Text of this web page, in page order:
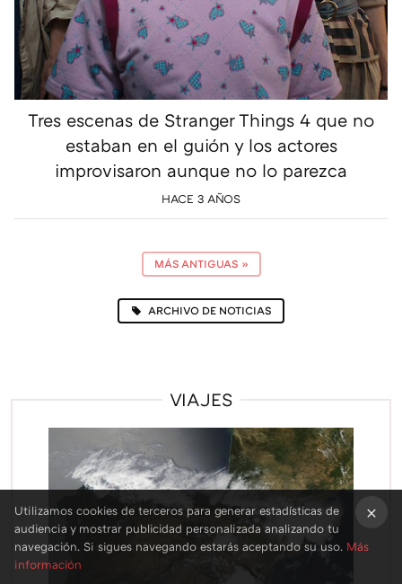
Tres escenas de Stranger Things 4 que no
estaban en el guión y los actores
improvisaron aunque no lo parezca
HACE 3 AÑOS
MÁS ANTIGUAS »
ARCHIVO DE NOTICIAS
VIAJES
Utilizamos cookies de terceros para generar estadísticas de
audiencia y mostrar publicidad personalizada analizando tu
navegación. Si sigues navegando estarás aceptando su uso. Más
información